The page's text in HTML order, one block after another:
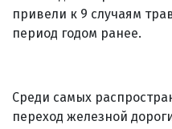
привели к 9 случаям
период годом ранее.
Среди самых
переход железной